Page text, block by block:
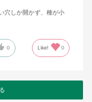
穴しか開かず、種が小
0 Like! 0